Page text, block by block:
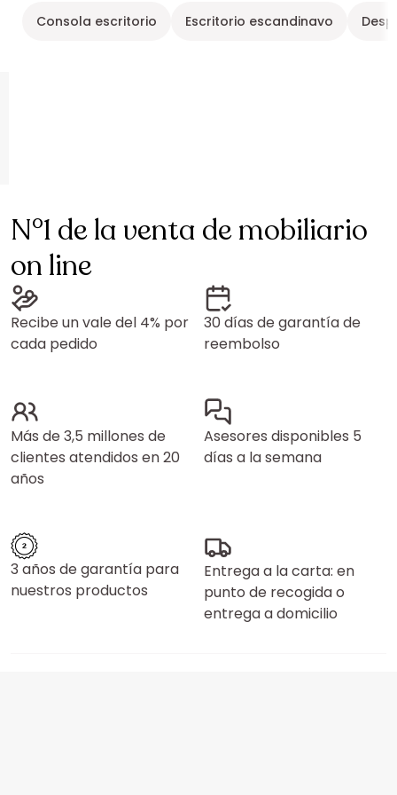
Consola escritorio Escritorio escandinavo
N°1 de la venta de mobiliario
on line
Recibe un vale del 4% por
cada pedido
30 días de garantía de
reembolso
Más de 3,5 millones de
clientes atendidos en 20
años
Asesores disponibles 5
días a la semana
3 años de garantía para
nuestros productos
Entrega a la carta: en
punto de recogida o
entrega a domicilio